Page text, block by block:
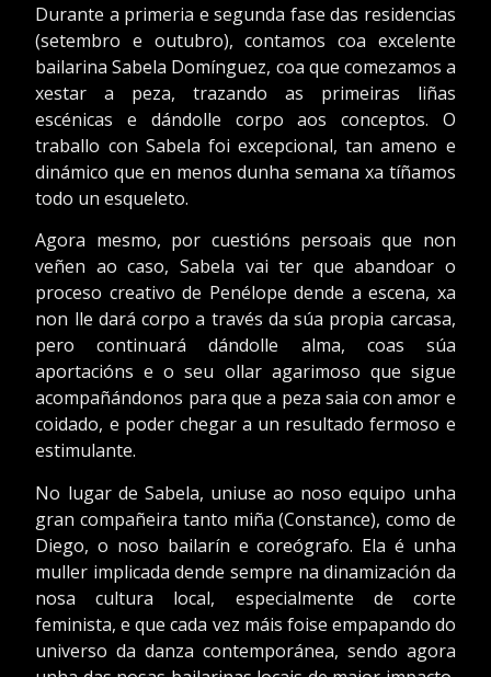
Durante a primeria e segunda fase das residencias
(setembro e outubro), contamos coa excelente
bailarina Sabela Domínguez, coa que comezamos a
xestar a peza, trazando as primeiras liñas
escénicas e dándolle corpo aos conceptos. O
traballo con Sabela foi excepcional, tan ameno e
dinámico que en menos dunha semana xa tíñamos
todo un esqueleto.
Agora mesmo, por cuestións persoais que non
veñen ao caso, Sabela vai ter que abandoar o
proceso creativo de Penélope dende a escena, xa
non lle dará corpo a través da súa propia carcasa,
pero continuará dándolle alma, coas súa
aportacións e o seu ollar agarimoso que sigue
acompañándonos para que a peza saia con amor e
coidado, e poder chegar a un resultado fermoso e
estimulante.
No lugar de Sabela, uniuse ao noso equipo unha
gran compañeira tanto miña (Constance), como de
Diego, o noso bailarín e coreógrafo. Ela é unha
muller implicada dende sempre na dinamización da
nosa cultura local, especialmente de corte
feminista, e que cada vez máis foise empapando do
universo da danza contemporánea, sendo agora